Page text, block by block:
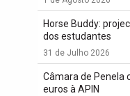
Horse Buddy:
dos estudantes
31 de Julho 2026
Câmara de Penela
euros à APIN